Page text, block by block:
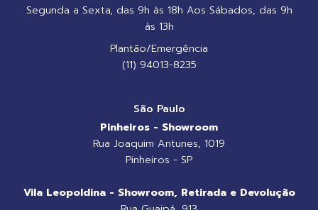
Segunda a Sexta, das 9h às 18h Aos Sábados, das 9h
às 13h
Plantão/Emergência
(11) 94013-8235
São Paulo
Pinheiros - Showroom
Rua Joaquim Antunes, 1019
Pinheiros - SP
Vila Leopoldina - Showroom, Retirada e Devolução